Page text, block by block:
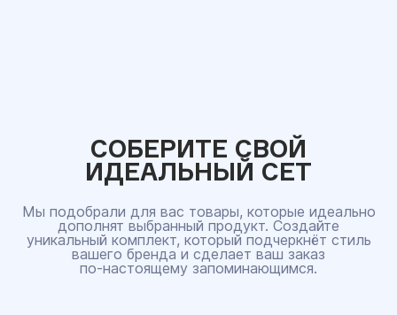
СОБЕРИТЕ СВОЙ
ИДЕАЛЬНЫЙ СЕТ
Мы подобрали для вас товары, которые идеально
дополнят выбранный продукт. Создайте
уникальный комплект, который подчеркнёт стиль
вашего бренда и сделает ваш заказ
по‑настоящему запоминающимся.